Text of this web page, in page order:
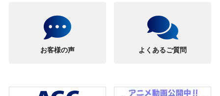
お客様の声 よくあるご質問